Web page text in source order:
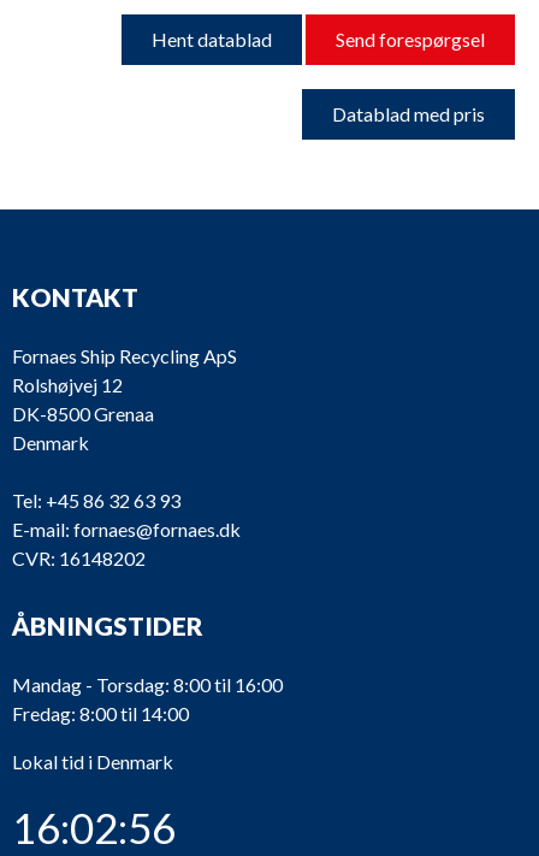
Hent datablad Send forespørgsel
Datablad med pris
KONTAKT
Fornaes Ship Recycling ApS
Rolshøjvej 12
DK-8500 Grenaa
Denmark
Tel: +45 86 32 63 93
E-mail: fornaes@fornaes.dk
CVR: 16148202
ÅBNINGSTIDER
Mandag - Torsdag: 8:00 til 16:00
Fredag: 8:00 til 14:00
Lokal tid i Denmark
16:02:56